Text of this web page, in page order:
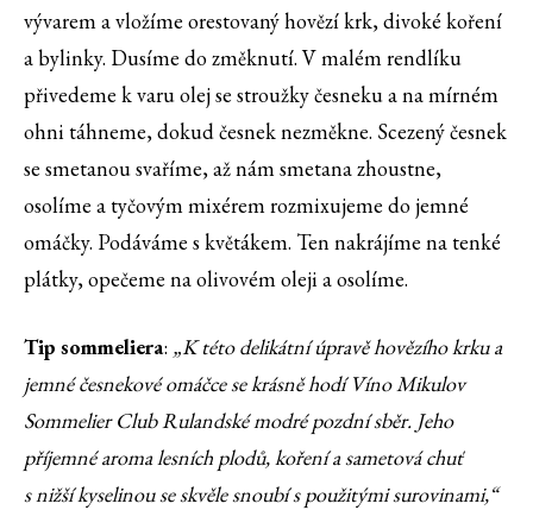
vývarem a vložíme orestovaný hovězí krk, divoké koření
a bylinky. Dusíme do změknutí. V malém rendlíku
přivedeme k varu olej se stroužky česneku a na mírném
ohni táhneme, dokud česnek nezměkne. Scezený česnek
se smetanou svaříme, až nám smetana zhoustne,
osolíme a tyčovým mixérem rozmixujeme do jemné
omáčky. Podáváme s květákem. Ten nakrájíme na tenké
plátky, opečeme na olivovém oleji a osolíme.
Tip sommeliera: „K této delikátní úpravě hovězího krku a
jemné česnekové omáčce se krásně hodí Víno Mikulov
Sommelier Club Rulandské modré pozdní sběr. Jeho
příjemné aroma lesních plodů, koření a sametová chuť
s nižší kyselinou se skvěle snoubí s použitými surovinami,“